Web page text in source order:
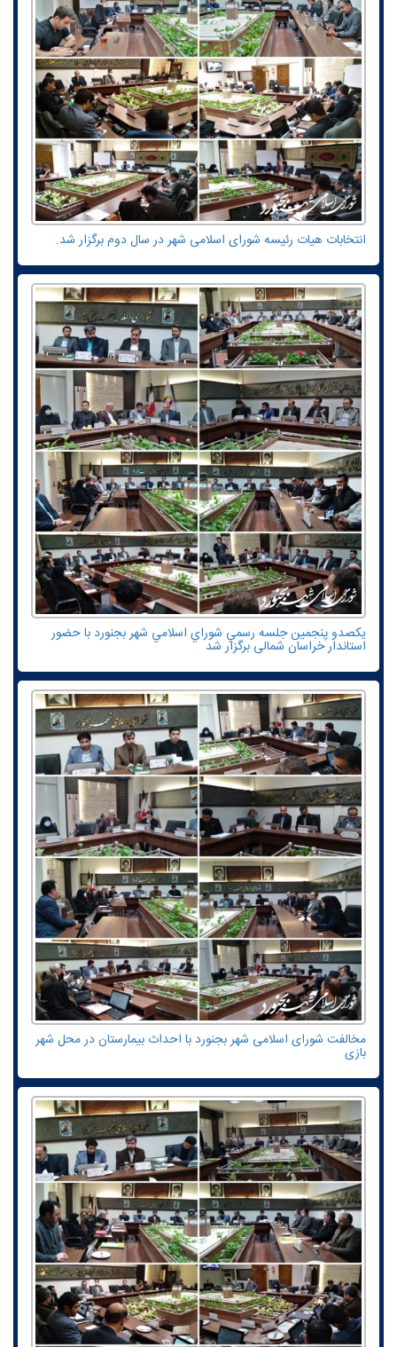
انتخابات هیات رئیسه شورای اسلامی شهر در سال دوم برگزار شد.
یکصدو پنجمين جلسه رسمي شوراي اسلامي شهر بجنورد با حضور
استاندار خراسان شمالی برگزار شد
مخالفت شورای اسلامی شهر بجنورد با احداث بیمارستان در محل شهر
بازی